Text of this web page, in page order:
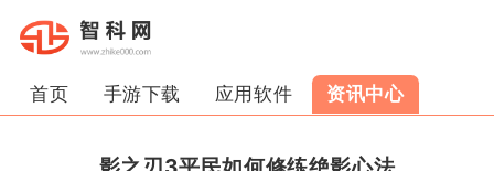
首页 手游下载 应用软件 资讯中心